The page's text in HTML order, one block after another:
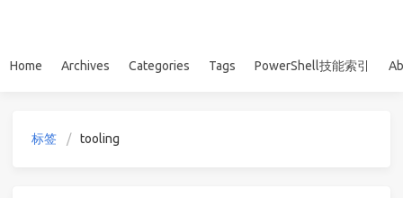
Home Archives Categories Tags PowerShell技能索引
标签 tooling